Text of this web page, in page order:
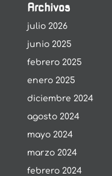
Archivos
julio 2026
junio 2025
febrero 2025
enero 2025
diciembre 2024
agosto 2024
mayo 2024
marzo 2024
febrero 2024